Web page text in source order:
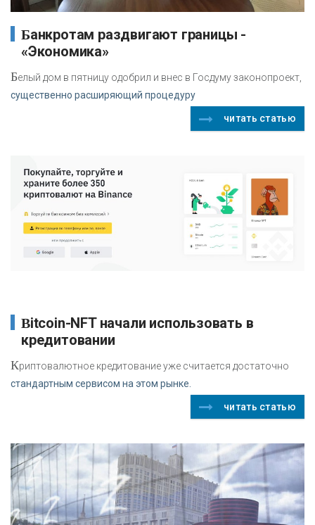
Банкротам раздвигают границы -
«Экономика»
Белый дом в пятницу одобрил и внес в Госдуму законопроект,
существенно расширяющий процедуру
читать статью
Bitcoin-NFT начали использовать в
кредитовании
Криптовалютное кредитование уже считается достаточно
стандартным сервисом на этом рынке.
читать статью